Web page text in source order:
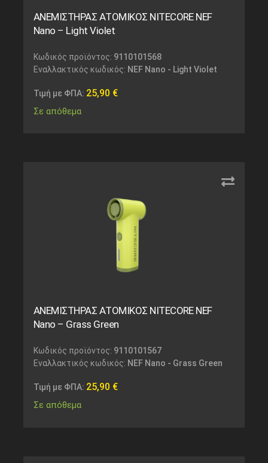
ΑΝΕΜΙΣΤΗΡΑΣ ΑΤΟΜΙΚΟΣ NITECORE NEF
Nano – Light Violet
Κωδικός προϊόντος: 9110101568
Εναλλακτικός κωδικός: NEF Nano - Light Violet
Τιμή με ΦΠΑ: 25,90 €
Σε απόθεμα
ΑΝΕΜΙΣΤΗΡΑΣ ΑΤΟΜΙΚΟΣ NITECORE NEF
Nano – Grass Green
Κωδικός προϊόντος: 9110101567
Εναλλακτικός κωδικός: NEF Nano - Grass Green
Τιμή με ΦΠΑ: 25,90 €
Σε απόθεμα